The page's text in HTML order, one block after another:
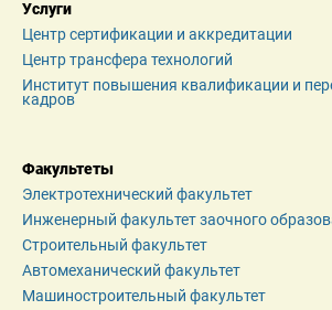
Услуги
Центр сертификации и аккредитации
Центр трансфера технологий
Институт повышения квалификации и
кадров
Факультеты
Электротехнический факультет
Инженерный факультет заочного
Строительный факультет
Автомеханический факультет
Машиностроительный факультет